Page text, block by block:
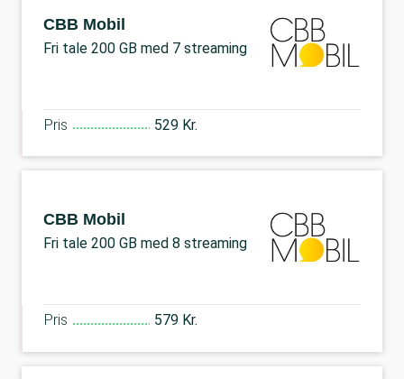
CBB Mobil
Fri tale 200 GB med 7 streaming
Pris 529 Kr.
CBB Mobil
Fri tale 200 GB med 8 streaming
Pris 579 Kr.